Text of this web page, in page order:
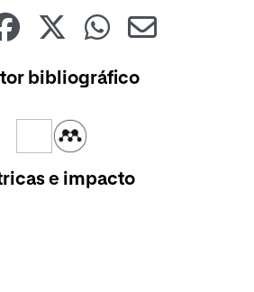
bibliográfico
e impacto